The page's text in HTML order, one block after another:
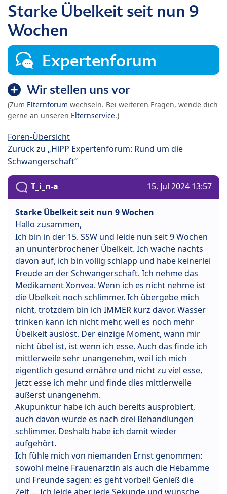
Starke Übelkeit seit nun 9
Wochen
Expertenforum
Wir stellen uns vor
(Zum Elternforum wechseln. Bei weiteren Fragen, wende dich
gerne an unseren Elternservice.)
Foren-Übersicht
Zurück zu „HiPP Expertenforum: Rund um die
Schwangerschaft“
T_i_n-a 15. Jul 2024 13:57
Starke Übelkeit seit nun 9 Wochen
Hallo zusammen,
Ich bin in der 15. SSW und leide nun seit 9 Wochen
an ununterbrochener Übelkeit. Ich wache nachts
davon auf, ich bin völlig schlapp und habe keinerlei
Freude an der Schwangerschaft. Ich nehme das
Medikament Xonvea. Wenn ich es nicht nehme ist
die Übelkeit noch schlimmer. Ich übergebe mich
nicht, trotzdem bin ich IMMER kurz davor. Wasser
trinken kann ich nicht mehr, weil es noch mehr
Übelkeit auslöst. Der einzige Moment, wann mir
nicht übel ist, ist wenn ich esse. Auch das finde ich
mittlerweile sehr unangenehm, weil ich mich
eigentlich gesund ernähre und nicht zu viel esse,
jetzt esse ich mehr und finde dies mittlerweile
äußerst unangenehm.
Akupunktur habe ich auch bereits ausprobiert,
auch davon wurde es nach drei Behandlungen
schlimmer. Deshalb habe ich damit wieder
aufgehört.
Ich fühle mich von niemanden Ernst genommen:
sowohl meine Frauenärztin als auch die Hebamme
und Freunde sagen: es geht vorbei! Genieß die